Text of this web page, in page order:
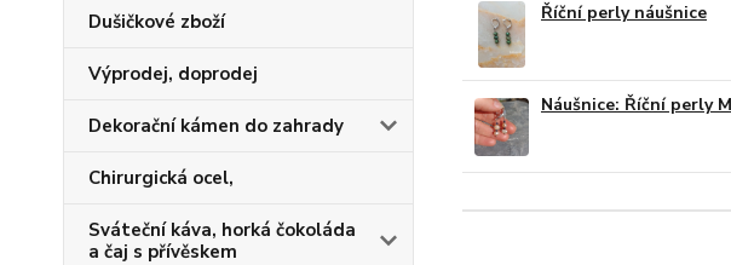
Dušičkové zboží
Výprodej, doprodej
Dekorační kámen do zahrady
Chirurgická ocel,
Sváteční káva, horká čokoláda
a čaj s přívěskem
Říční perly náušnice
Náušnice: Říční perly